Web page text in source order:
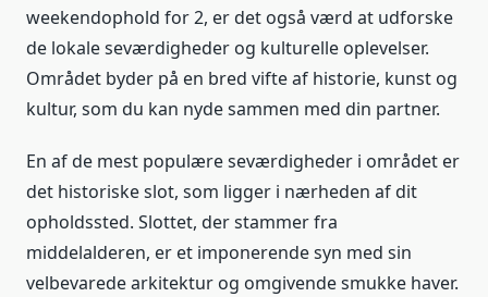
weekendophold for 2, er det også værd at udforske
de lokale seværdigheder og kulturelle oplevelser.
Området byder på en bred vifte af historie, kunst og
kultur, som du kan nyde sammen med din partner.
En af de mest populære seværdigheder i området er
det historiske slot, som ligger i nærheden af dit
opholdssted. Slottet, der stammer fra
middelalderen, er et imponerende syn med sin
velbevarede arkitektur og omgivende smukke haver.